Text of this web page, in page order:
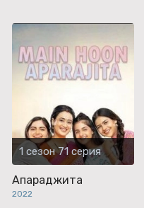
1 сезон 71 серия
Апараджита
2022